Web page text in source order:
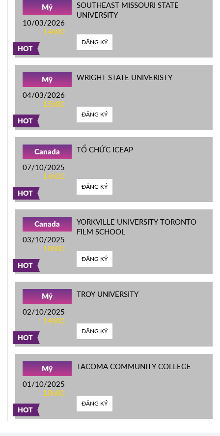
HOT
Mỹ
10/03/2026
14h00
SOUTHEAST MISSOURI STATE
UNIVERSITY
ĐĂNG KÝ
HOT
Mỹ
04/03/2026
15h00
WRIGHT STATE UNIVERISTY
ĐĂNG KÝ
HOT
Canada
07/10/2025
14h30
TỔ CHỨC ICEAP
ĐĂNG KÝ
HOT
Canada
03/10/2025
10h00
YORKVILLE UNIVERSITY TORONTO
FILM SCHOOL
ĐĂNG KÝ
HOT
Mỹ
02/10/2025
14h00
TROY UNIVERSITY
ĐĂNG KÝ
HOT
Mỹ
01/10/2025
10h00
TACOMA COMMUNITY COLLEGE
ĐĂNG KÝ